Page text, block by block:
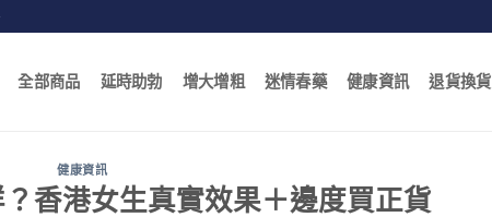
全部商品 延時助勃 增大增粗 迷情春藥 健康資訊 退貨換貨
健康資訊
香港女生真實效果＋邊度買正貨